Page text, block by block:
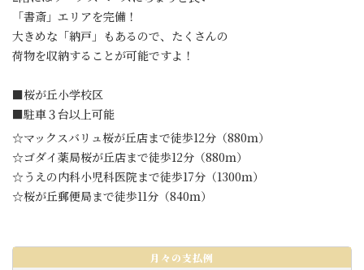
「書斎」エリアを完備！
大きめな「納戸」もあるので、たくさんの
荷物を収納することが可能ですよ！
■桜が丘小学校区
■駐車３台以上可能
☆マックスバリュ桜が丘店まで徒歩12分（880ｍ）
☆ゴダイ薬局桜が丘店まで徒歩12分（880ｍ）
☆うえの内科小児科医院まで徒歩17分（1300ｍ）
☆桜が丘郵便局まで徒歩11分（840ｍ）
月々の支払例